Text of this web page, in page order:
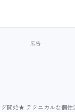
開始★ テクニカルな個性